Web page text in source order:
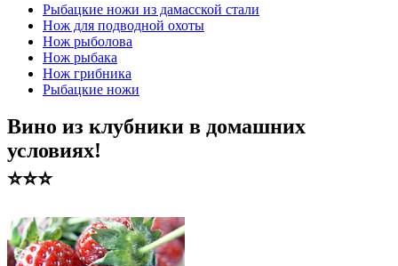
Рыбацкие ножи из дамасской стали
Нож для подводной охоты
Нож рыболова
Нож рыбака
Нож грибника
Рыбацкие ножи
Вино из клубники в домашних
условиях!
⭐️⭐️⭐️